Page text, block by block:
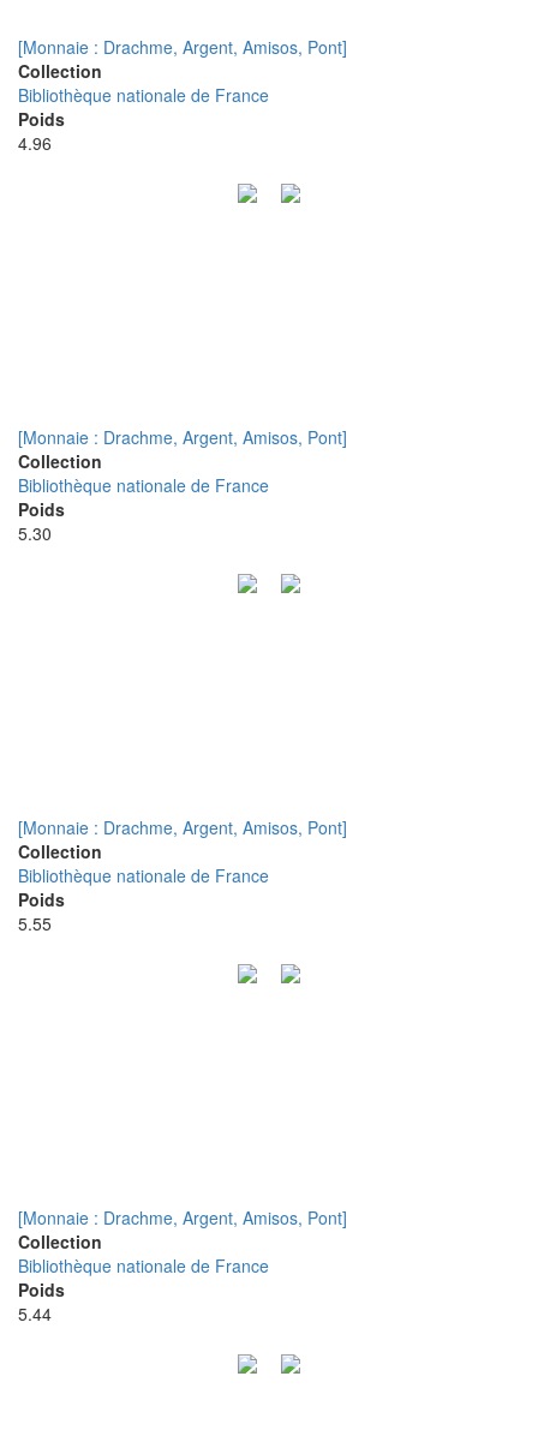
[Monnaie : Drachme, Argent, Amisos, Pont]
Collection
Bibliothèque nationale de France
Poids
4.96
[Monnaie : Drachme, Argent, Amisos, Pont]
Collection
Bibliothèque nationale de France
Poids
5.30
[Monnaie : Drachme, Argent, Amisos, Pont]
Collection
Bibliothèque nationale de France
Poids
5.55
[Monnaie : Drachme, Argent, Amisos, Pont]
Collection
Bibliothèque nationale de France
Poids
5.44